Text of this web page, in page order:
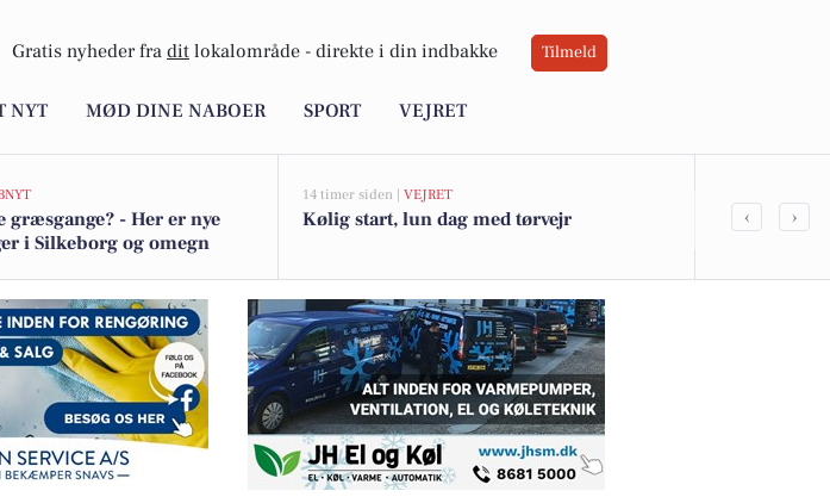
Gratis nyheder fra dit lokalområde - direkte i din indbakke Tilmeld
NYT MØD DINE NABOER SPORT VEJRET
græsgange? - Her er nye
i Silkeborg og omegn
14 timer siden | VEJRET
Kølig start, lun dag med tørvejr
Atami
‹ ›